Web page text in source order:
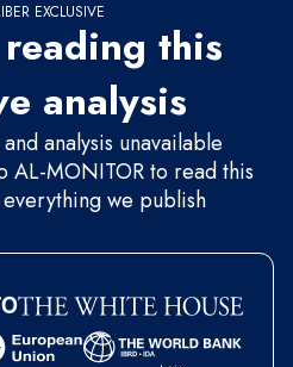
EXCLUSIVE
this
analysis
analysis unavailable
AL-MONITOR to read this
we publish